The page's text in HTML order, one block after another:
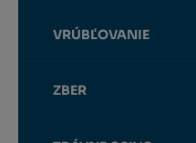
VRÚBĽOVANIE
ZBER